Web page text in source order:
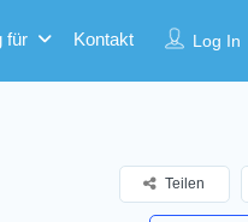
Log In
für Kontakt
Teilen